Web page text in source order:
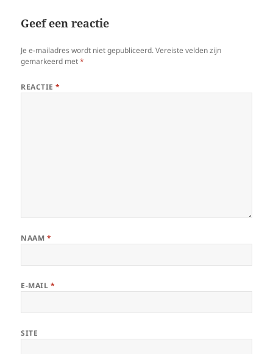
Geef een reactie
Je e-mailadres wordt niet gepubliceerd. Vereiste velden zijn
gemarkeerd met*
REACTIE*
NAAM *
E-MAIL *
SITE